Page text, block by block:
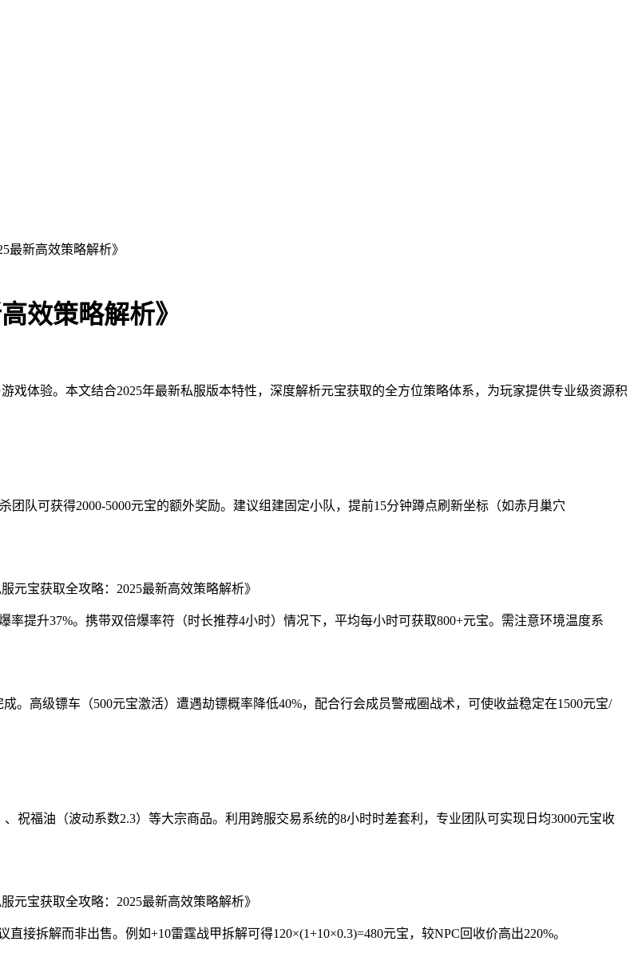
最新高效策略解析》
效策略解析》
体验。本文结合2025年最新私服版本特性，深度解析元宝获取的全方位策略体系，为玩家提供专业级资源积
队可获得2000-5000元宝的额外奖励。建议组建固定小队，提前15分钟蹲点刷新坐标（如赤月巢穴
率提升37%。携带双倍爆率符（时长推荐4小时）情况下，平均每小时可获取800+元宝。需注意环境温度系
。高级镖车（500元宝激活）遭遇劫镖概率降低40%，配合行会成员警戒圈战术，可使收益稳定在1500元宝/
祝福油（波动系数2.3）等大宗商品。利用跨服交易系统的8小时时差套利，专业团队可实现日均3000元宝收
接拆解而非出售。例如+10雷霆战甲拆解可得120×(1+10×0.3)=480元宝，较NPC回收价高出220%。